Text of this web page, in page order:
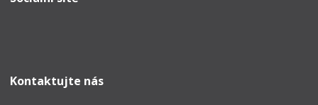
Kontaktujte nás